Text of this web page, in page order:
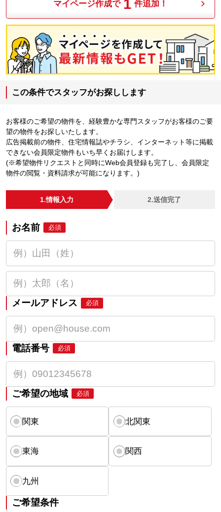
マイページ作成で 1 件追加！
この条件でスタッフがお探しします
お客様のご希望の物件を、経験豊かな専門スタッフがお客様のご要
望の物件をお探しいたします。
広告掲載前の物件、住宅情報誌やチラシ、インターネット等に掲載
できない会員限定物件もいち早くお届けします。
(※希望物件リクエストと同時にWeb会員登録も完了し、会員限定
物件の閲覧・資料請求が可能になります。)
1.情報入力 2.送信完了
お名前 必須
メールアドレス 必須
電話番号 必須
ご希望の地域 必須
関東 北関東
東海 関西
九州
ご希望条件